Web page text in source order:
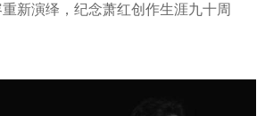
新演绎，纪念萧红创作生涯九十周